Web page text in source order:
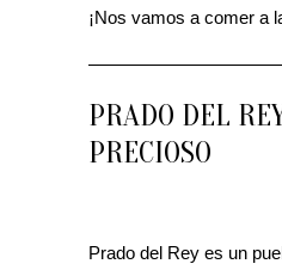
¡Nos vamos a comer a
PRADO DEL
PRECIOSO
Prado del Rey es un